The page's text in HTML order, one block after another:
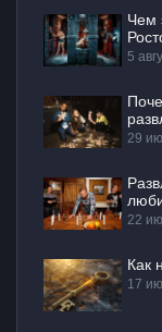
Чем
5
29
22
Как
17